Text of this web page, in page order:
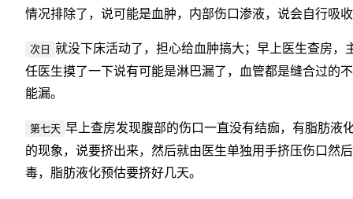
情况排除了，说可能是血肿，内部伤口渗液，说会自行吸
次日 就没下床活动了，担心给血肿搞大；早上医生查房，
任医生摸了一下说有可能是淋巴漏了，血管都是缝合过的
能漏。
第七天 早上查房发现腹部的伤口一直没有结痂，有脂肪液
的现象，说要挤出来，然后就由医生单独用手挤压伤口然
毒，脂肪液化预估要挤好几天。